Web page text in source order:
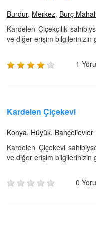
Burdur, Merkez, Burç
Kardelen Çiçekçilik
ve diğer erişim bilgilerinizin
1
Kardelen Çiçekevi
Konya, Hüyük, Bahçelievler
Kardelen Çiçekevi
ve diğer erişim bilgilerinizin
0